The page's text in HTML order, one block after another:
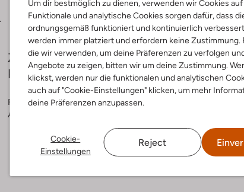
Um dir bestmöglich zu dienen, verwenden wir Cookies
Funktionale und analytische Cookies sorgen dafür, dass
ordnungsgemäß funktioniert und kontinuierlich
werden immer platziert und erfordern keine Zustimmung.
die wir verwenden, um deine Präferenzen zu verfolgen
Angebote zu zeigen, bitten wir um deine Zustimmung.
klickst, werden nur die funktionalen und analytischen
auch auf "Cookie-Einstellungen" klicken, um mehr
deine Präferenzen anzupassen.
Cookie-
Einstellungen
Reject
Zusammensetzung &
Passform
Farbe :Braun
Außenmaterial: